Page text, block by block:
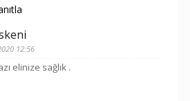
12:56
elinize sağlık .